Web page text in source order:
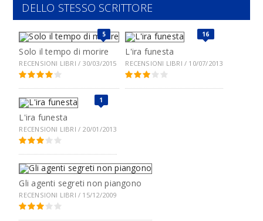
DELLO STESSO SCRITTORE
5
Solo il tempo di morire
RECENSIONI LIBRI / 30/03/2015
16
L'ira funesta
RECENSIONI LIBRI / 10/07/2013
1
L'ira funesta
RECENSIONI LIBRI / 20/01/2013
Gli agenti segreti non piangono
RECENSIONI LIBRI / 15/12/2009